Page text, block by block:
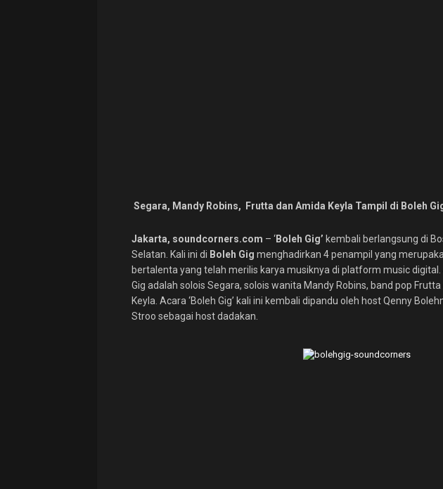
Segara, Mandy Robins, Frutta dan Amida Keyla Tampil di Boleh
Jakarta, soundcorners.com – ‘Boleh Gig’ kembali berlangsung di
Selatan. Kali ini di Boleh Gig menghadirkan 4 penampil yang
bertalenta yang telah merilis karya musiknya di platform music
Gig adalah solois Segara, solois wanita Mandy Robins, band pop
Keyla. Acara ‘Boleh Gig’ kali ini kembali dipandu oleh host Qenny
Stroo sebagai host dadakan.